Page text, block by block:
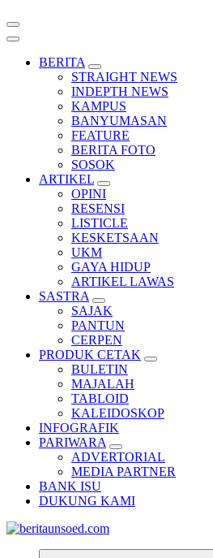
BERITA
STRAIGHT NEWS
INDEPTH NEWS
KAMPUS
BANYUMASAN
FEATURE
BERITA FOTO
SOSOK
ARTIKEL
OPINI
RESENSI
LISTICLE
KESKETSAAN
UKM
GAYA HIDUP
ARTIKEL LAWAS
SASTRA
SAJAK
PANTUN
CERPEN
PRODUK CETAK
BULETIN
MAJALAH
TABLOID
KALEIDOSKOP
INFOGRAFIK
PARIWARA
ADVERTORIAL
MEDIA PARTNER
BANK ISU
DUKUNG KAMI